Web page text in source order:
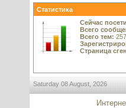
Статистика
Сейчас
Всего
Всего тем:
Страница
Saturday 08 August, 2026